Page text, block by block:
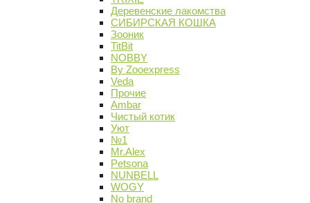
Деревенские лакомства
СИБИРСКАЯ КОШКА
Зооник
TitBit
NOBBY
By Zooexpress
Veda
Прочие
Ambar
Чистый котик
Уют
№1
Mr.Alex
Petsona
NUNBELL
WOGY
No brand